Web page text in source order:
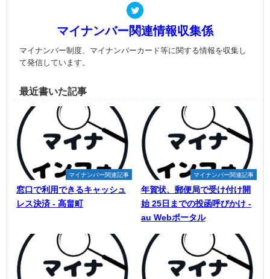
マイナンバー関連情報収集係
マイナンバー制度、マイナンバーカード等に関する情報を収集し
て発信しています。
最近書いた記事
マイナンバー関連記事
窓口で利用できるキャッシュ
レス決済 - 高畠町
マイナンバー関連記事
年賀状、郵便局で受け付け開
始 25日までの投函呼びかけ -
au Webポータル